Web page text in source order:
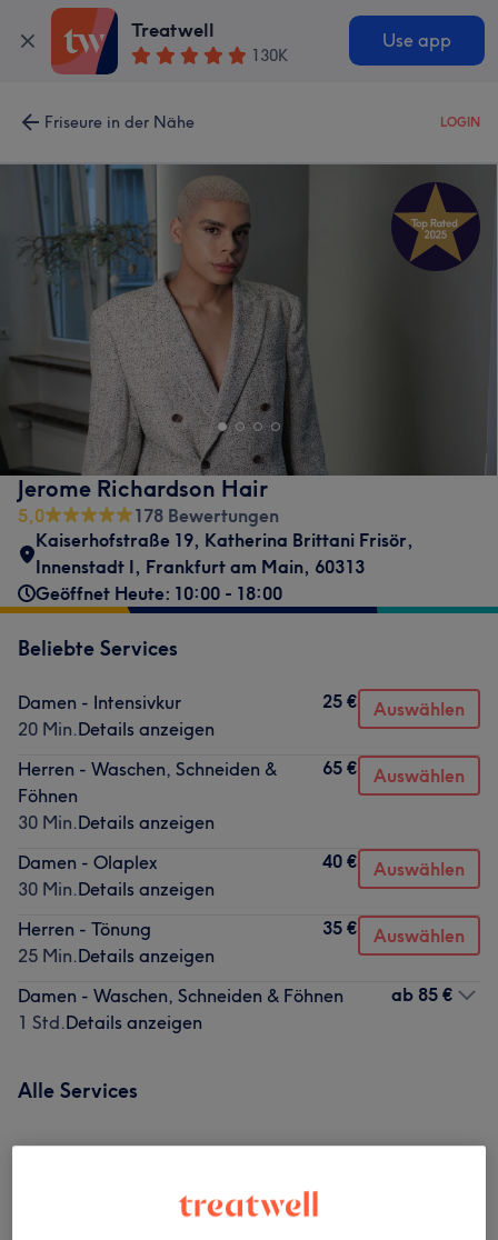
Treatwell
130K
Use app
Friseure in der Nähe LOGIN
Jerome Richardson Hair
5,0
178 Bewertungen
Kaiserhofstraße 19, Katherina Brittani Frisör,
Innenstadt I, Frankfurt am Main, 60313
Geöffnet Heute: 10:00 - 18:00
Beliebte Services
Damen - Intensivkur
20 Min.Details anzeigen
25 € Auswählen
Herren - Waschen, Schneiden &
Föhnen
30 Min.Details anzeigen
65 € Auswählen
Damen - Olaplex
30 Min.Details anzeigen
40 € Auswählen
Herren - Tönung
25 Min.Details anzeigen
35 € Auswählen
Damen - Waschen, Schneiden & Föhnen
1 Std.Details anzeigen
ab 85 €
Alle Services
Damen - Farbe & Coloration ( 8)